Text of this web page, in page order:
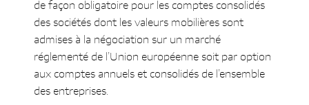
de façon obligatoire pour les comptes consolidés
des sociétés dont les valeurs mobilières sont
admises à la négociation sur un marché
réglementé de l’Union européenne soit par option
aux comptes annuels et consolidés de l’ensemble
des entreprises.